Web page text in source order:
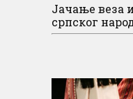
Јачање веза
српског